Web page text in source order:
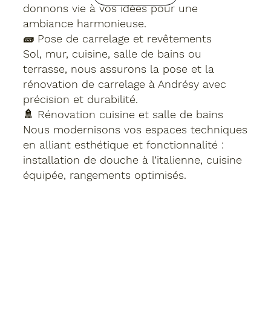
donnons vie à vos idées pour une
ambiance harmonieuse.
🧱 Pose de carrelage et revêtements
Sol, mur, cuisine, salle de bains ou
terrasse, nous assurons la pose et la
rénovation de carrelage à Andrésy avec
précision et durabilité.
🚿 Rénovation cuisine et salle de bains
Nous modernisons vos espaces techniques
en alliant esthétique et fonctionnalité :
installation de douche à l’italienne, cuisine
équipée, rangements optimisés.